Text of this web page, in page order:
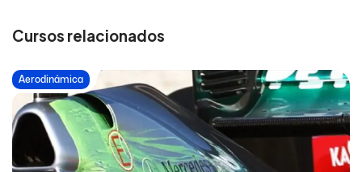
Cursos relacionados
Aerodinámica